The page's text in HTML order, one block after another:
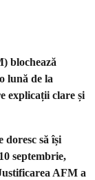
blochează
lună de la
explicații clare și
să își
septembrie,
AFM a